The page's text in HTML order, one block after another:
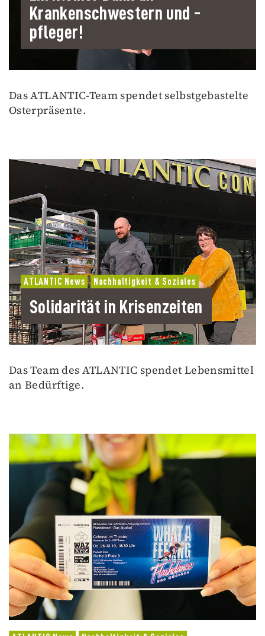
Krankenschwestern und -
pfleger!
Das ATLANTIC-Team spendet selbstgebastelte
Osterpräsente.
ATLANTIC News Nachhaltigkeit & Soziales
Solidarität in Krisenzeiten
Das Team des ATLANTIC spendet Lebensmittel
an Bedürftige.